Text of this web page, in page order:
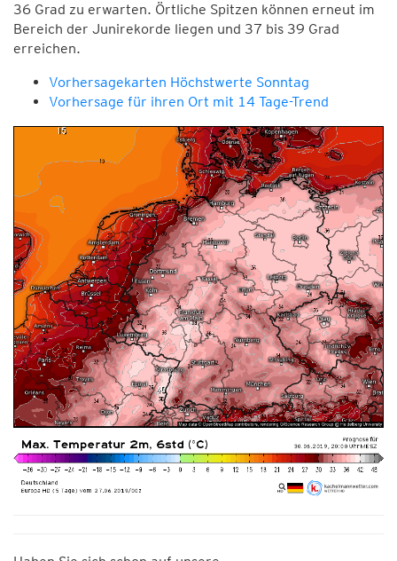
36 Grad zu erwarten. Örtliche Spitzen können erneut im
Bereich der Junirekorde liegen und 37 bis 39 Grad
erreichen.
Vorhersagekarten Höchstwerte Sonntag
Vorhersage für ihren Ort mit 14 Tage-Trend